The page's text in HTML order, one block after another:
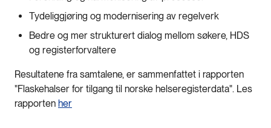
Tydeliggjøring og modernisering av regelverk
Bedre og mer strukturert dialog mellom søkere, HDS
og registerforvaltere
Resultatene fra samtalene, er sammenfattet i rapporten
"Flaskehalser for tilgang til norske helseregisterdata". Les
rapporten her